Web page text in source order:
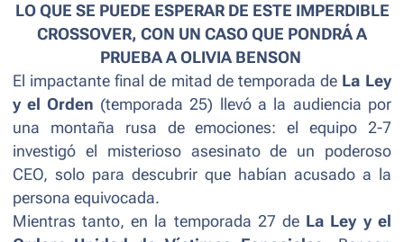
LO QUE SE PUEDE ESPERAR DE ESTE IMPERDIBLE
CROSSOVER, CON UN CASO QUE PONDRÁ A
PRUEBA A OLIVIA BENSON
El impactante final de mitad de temporada de La Ley
y el Orden (temporada 25) llevó a la audiencia por
una montaña rusa de emociones: el equipo 2-7
investigó el misterioso asesinato de un poderoso
CEO, solo para descubrir que habían acusado a la
persona equivocada.
Mientras tanto, en la temporada 27 de La Ley y el